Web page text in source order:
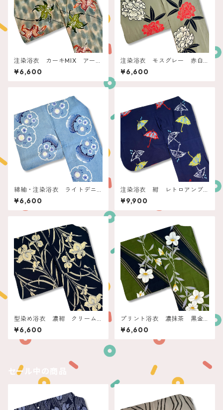
注染浴衣 カーキMIX アース
カラーリリー
¥6,600
注染浴衣 モスグレー 赤白
の石楠花
¥6,600
綿紬・注染浴衣 ライトデニ
ムブルー 雪輪に撫子
¥6,600
注染浴衣 紺 レトロアンブ
レラ
¥9,900
型染め浴衣 濃紺 クリーム
菖蒲
¥6,600
プリント浴衣 濃抹茶 黒金
ラインに白花
¥6,600
セール中の商品